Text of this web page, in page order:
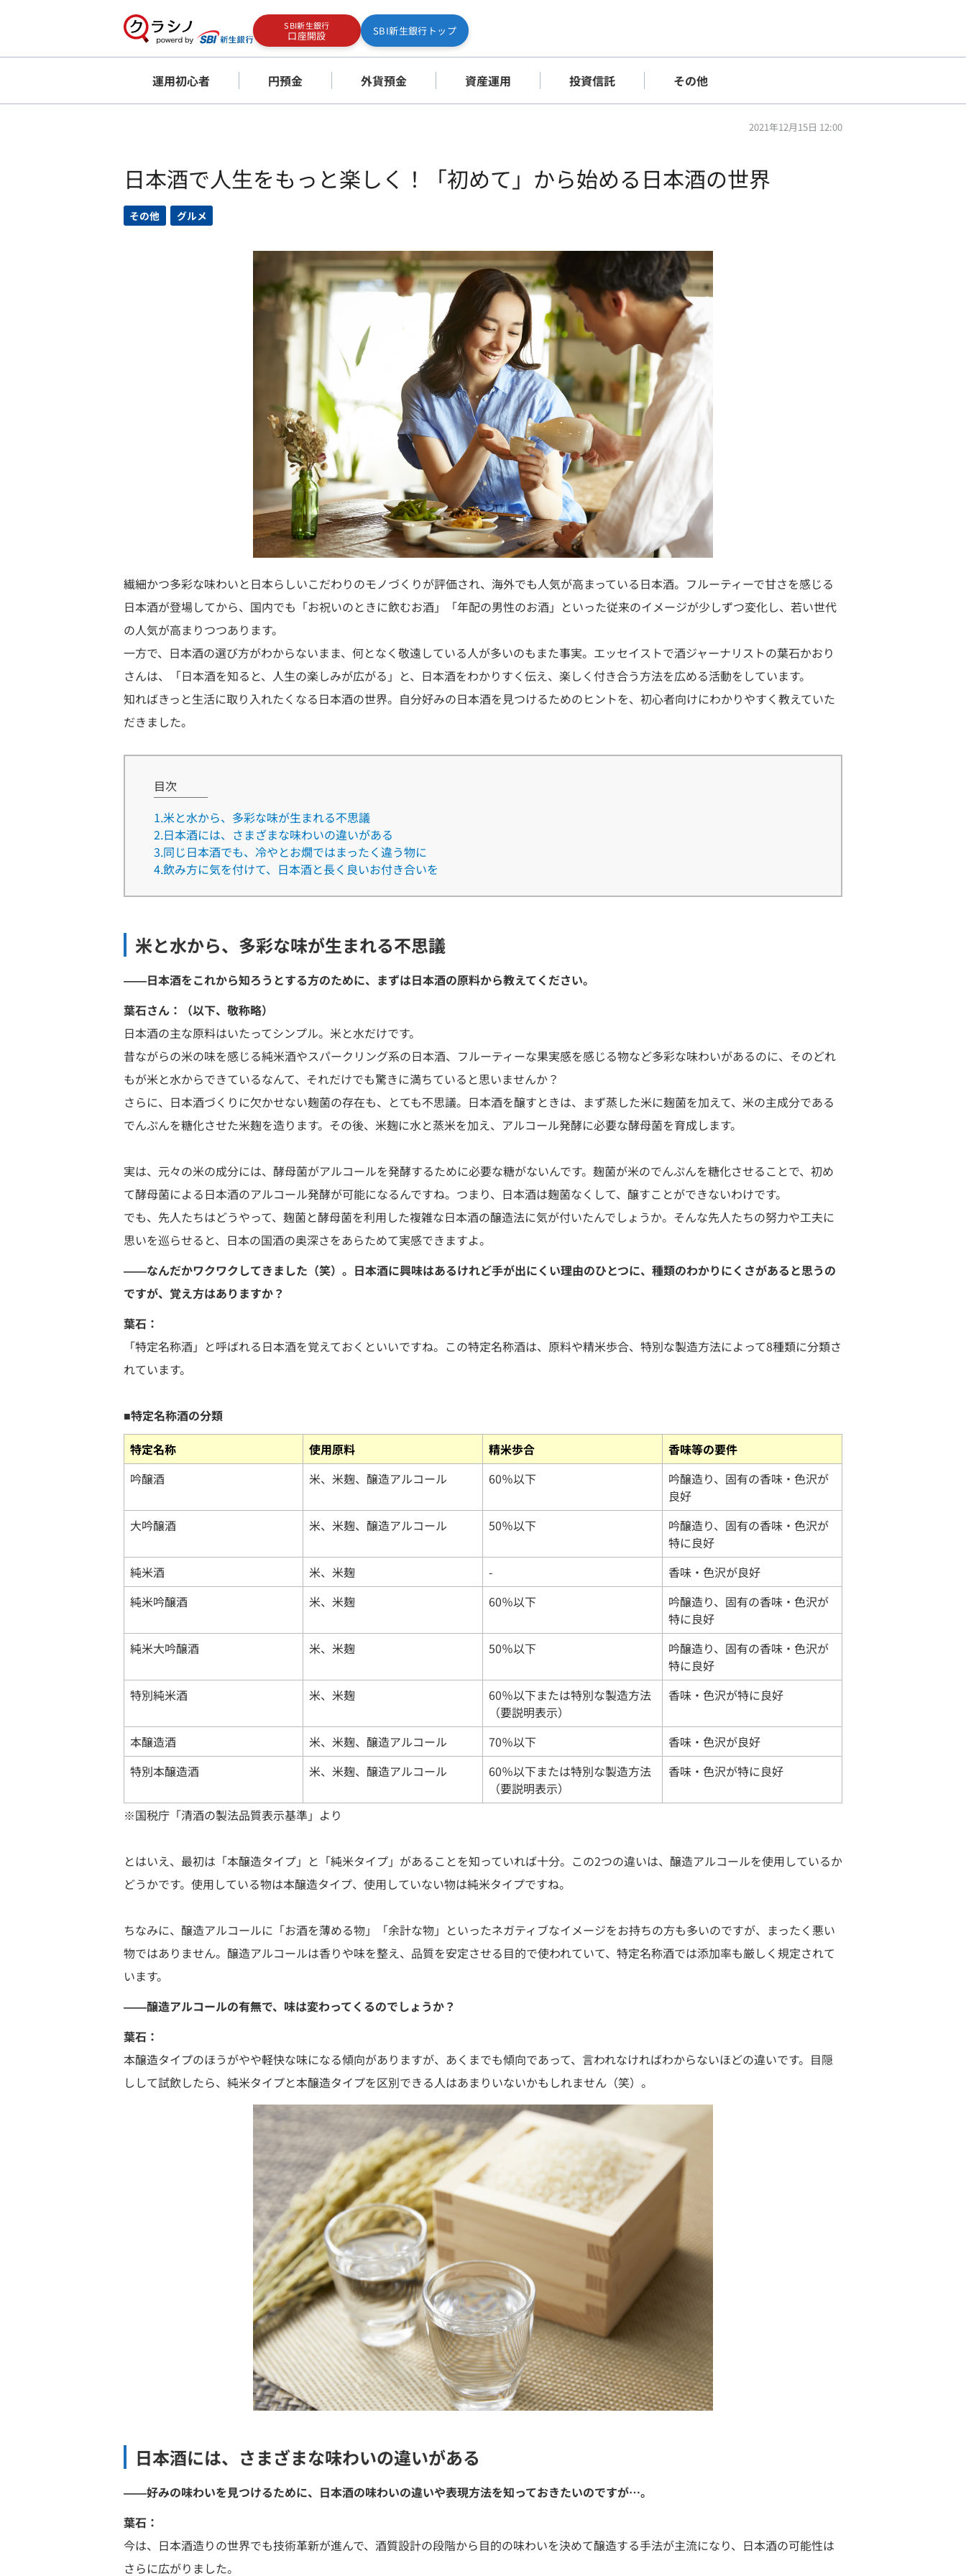
SBI新生銀行
口座開設 SBI新生銀行トップ
運用初心者 円預金 外貨預金 資産運用 投資信託 その他
2021年12月15日 12:00
日本酒で人生をもっと楽しく！「初めて」から始める日本酒の世界
その他 グルメ
繊細かつ多彩な味わいと日本らしいこだわりのモノづくりが評価され、海外でも人気が高まっている日本酒。フルーティーで甘さを感じる
日本酒が登場してから、国内でも「お祝いのときに飲むお酒」「年配の男性のお酒」といった従来のイメージが少しずつ変化し、若い世代
の人気が高まりつつあります。
一方で、日本酒の選び方がわからないまま、何となく敬遠している人が多いのもまた事実。エッセイストで酒ジャーナリストの葉石かおり
さんは、「日本酒を知ると、人生の楽しみが広がる」と、日本酒をわかりすく伝え、楽しく付き合う方法を広める活動をしています。
知ればきっと生活に取り入れたくなる日本酒の世界。自分好みの日本酒を見つけるためのヒントを、初心者向けにわかりやすく教えていた
だきました。
目次
1.米と水から、多彩な味が生まれる不思議
2.日本酒には、さまざまな味わいの違いがある
3.同じ日本酒でも、冷やとお燗ではまったく違う物に
4.飲み方に気を付けて、日本酒と長く良いお付き合いを
米と水から、多彩な味が生まれる不思議
――日本酒をこれから知ろうとする方のために、まずは日本酒の原料から教えてください。
葉石さん：（以下、敬称略）
日本酒の主な原料はいたってシンプル。米と水だけです。
昔ながらの米の味を感じる純米酒やスパークリング系の日本酒、フルーティーな果実感を感じる物など多彩な味わいがあるのに、そのどれ
もが米と水からできているなんて、それだけでも驚きに満ちていると思いませんか？
さらに、日本酒づくりに欠かせない麹菌の存在も、とても不思議。日本酒を醸すときは、まず蒸した米に麹菌を加えて、米の主成分である
でんぷんを糖化させた米麹を造ります。その後、米麹に水と蒸米を加え、アルコール発酵に必要な酵母菌を育成します。
実は、元々の米の成分には、酵母菌がアルコールを発酵するために必要な糖がないんです。麹菌が米のでんぷんを糖化させることで、初め
て酵母菌による日本酒のアルコール発酵が可能になるんですね。つまり、日本酒は麹菌なくして、醸すことができないわけです。
でも、先人たちはどうやって、麹菌と酵母菌を利用した複雑な日本酒の醸造法に気が付いたんでしょうか。そんな先人たちの努力や工夫に
思いを巡らせると、日本の国酒の奥深さをあらためて実感できますよ。
――なんだかワクワクしてきました（笑）。日本酒に興味はあるけれど手が出にくい理由のひとつに、種類のわかりにくさがあると思うの
ですが、覚え方はありますか？
葉石：
「特定名称酒」と呼ばれる日本酒を覚えておくといいですね。この特定名称酒は、原料や精米歩合、特別な製造方法によって8種類に分類さ
れています。
■特定名称酒の分類
特定名称
使用原料 精米歩合
香味等の要件
吟醸酒
米、米麹、醸造アルコール 60％以下
吟醸造り、固有の香味・色沢が
良好
大吟醸酒
米、米麹、醸造アルコール 50％以下
吟醸造り、固有の香味・色沢が
特に良好
純米酒
米、米麹 -
香味・色沢が良好
純米吟醸酒
米、米麹 60％以下
吟醸造り、固有の香味・色沢が
特に良好
純米大吟醸酒
米、米麹 50％以下
吟醸造り、固有の香味・色沢が
特に良好
特別純米酒
米、米麹
60％以下または特別な製造方法
（要説明表示）
香味・色沢が特に良好
本醸造酒 米、米麹、醸造アルコール 70％以下
香味・色沢が良好
特別本醸造酒
米、米麹、醸造アルコール
60％以下または特別な製造方法
（要説明表示）
香味・色沢が特に良好
※国税庁「清酒の製法品質表示基準」より
とはいえ、最初は「本醸造タイプ」と「純米タイプ」があることを知っていれば十分。この2つの違いは、醸造アルコールを使用しているか
どうかです。使用している物は本醸造タイプ、使用していない物は純米タイプですね。
ちなみに、醸造アルコールに「お酒を薄める物」「余計な物」といったネガティブなイメージをお持ちの方も多いのですが、まったく悪い
物ではありません。醸造アルコールは香りや味を整え、品質を安定させる目的で使われていて、特定名称酒では添加率も厳しく規定されて
います。
――醸造アルコールの有無で、味は変わってくるのでしょうか？
葉石：
本醸造タイプのほうがやや軽快な味になる傾向がありますが、あくまでも傾向であって、言われなければわからないほどの違いです。目隠
しして試飲したら、純米タイプと本醸造タイプを区別できる人はあまりいないかもしれません（笑）。
日本酒には、さまざまな味わいの違いがある
――好みの味わいを見つけるために、日本酒の味わいの違いや表現方法を知っておきたいのですが…。
葉石：
今は、日本酒造りの世界でも技術革新が進んで、酒質設計の段階から目的の味わいを決めて醸造する手法が主流になり、日本酒の可能性は
さらに広がりました。